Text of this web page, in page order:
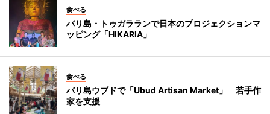
食べる
バリ島・トゥガラランで日本のプロジェクションマ
ッピング「HIKARIA」
食べる
バリ島ウブドで「Ubud Artisan Market」 若手作
家を支援